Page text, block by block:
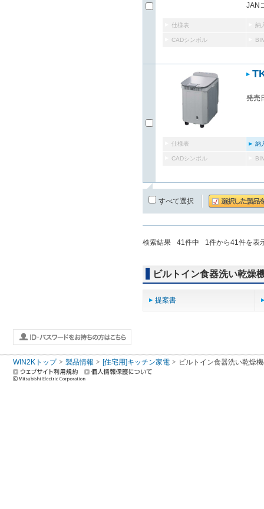
JAN
仕様表 納
CADシンボル
発売
仕様表 納
CADシンボル
すべて選択
検索結果 41件中 1件から41件を表
ビルトイン食器洗い乾燥
提案書
WIN2Kトップ 製品情報 [住宅用]キッチン家電 ビルトイン食器洗い乾燥機